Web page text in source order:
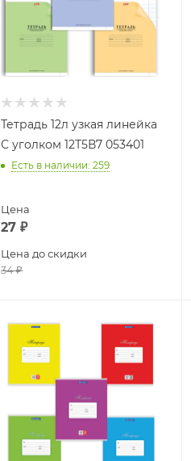
Тетрадь 12л узкая линейка
С уголком 12Т5В7 053401
Есть в наличии: 259
Цена
27 ₽
Цена до скидки
34₽